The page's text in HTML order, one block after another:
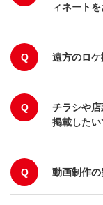
ィネート
Q 遠方のロケ
Q
チラシや
掲載したい
Q 動画制作の